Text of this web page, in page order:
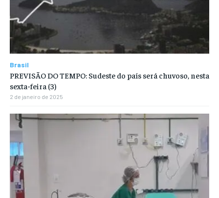
Brasil
PREVISÃO DO TEMPO: Sudeste do país será chuvoso, nesta
sexta-feira (3)
2 de janeiro de 2025